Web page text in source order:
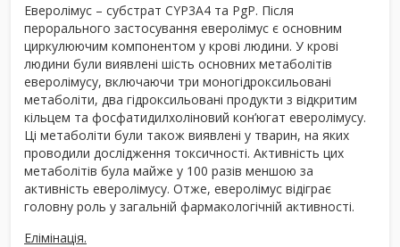
Еверолімус – субстрат CYP3A4 та PgP. Після
перорального застосування еверолімус є основним
циркулюючим компонентом у крові людини. У крові
людини були виявлені шість основних метаболітів
еверолімусу, включаючи три моногідроксильовані
метаболіти, два гідроксильовані продукти з відкритим
кільцем та фосфатидилхоліновий кон’югат еверолімусу.
Ці метаболіти були також виявлені у тварин, на яких
проводили дослідження токсичності. Активність цих
метаболітів була майже у 100 разів меншою за
активність еверолімусу. Отже, еверолімус відіграє
головну роль у загальній фармакологічній активності.
Елімінація.